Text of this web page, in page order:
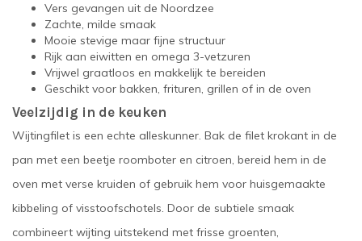
Vers gevangen uit de Noordzee
Zachte, milde smaak
Mooie stevige maar fijne structuur
Rijk aan eiwitten en omega 3-vetzuren
Vrijwel graatloos en makkelijk te bereiden
Geschikt voor bakken, frituren, grillen of in de oven
Veelzijdig in de keuken
Wijtingfilet is een echte alleskunner. Bak de filet krokant in de
pan met een beetje roomboter en citroen, bereid hem in de
oven met verse kruiden of gebruik hem voor huisgemaakte
kibbeling of visstoofschotels. Door de subtiele smaak
combineert wijting uitstekend met frisse groenten,